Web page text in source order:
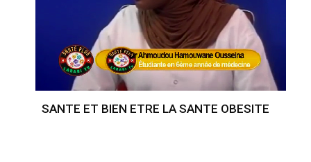
SANTE ET BIEN ETRE LA SANTE OBESITE